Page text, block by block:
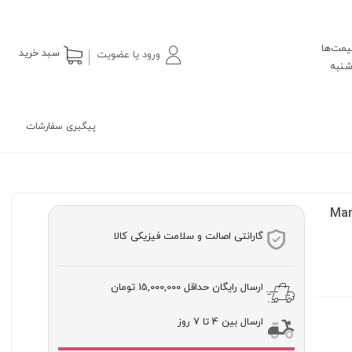
ورود یا عضویت سبد خرید
پیگیری سفارشات
گارانتی اصالت و سلامت فیزیکی کالا
ارسال رایگان حداقل 15,000,000 تومان
ارسال بین 4 تا 7 روز